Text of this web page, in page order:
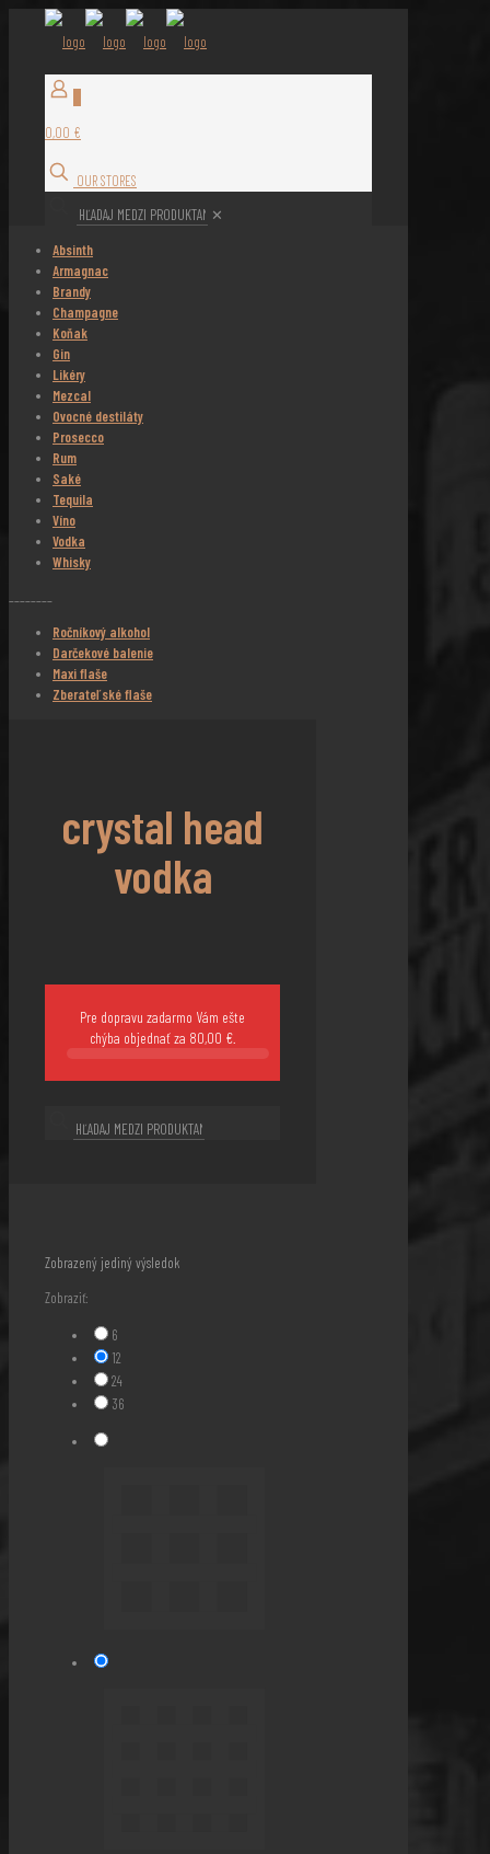
0,00 €
OUR STORES
✕
Absinth
Armagnac
Brandy
Champagne
Koňak
Gin
Likéry
Mezcal
Ovocné destiláty
Prosecco
Rum
Saké
Tequila
Víno
Vodka
Whisky
Ročníkový alkohol
Darčekové balenie
Maxi flaše
Zberateľské flaše
crystal head
vodka
Pre dopravu zadarmo Vám ešte
chýba objednať za 80,00 €.
Zobrazený jediný výsledok
Zobraziť:
6
12
24
36